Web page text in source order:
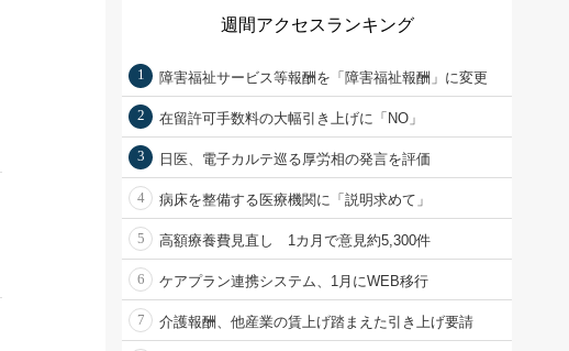
週間アクセスランキング
1 障害福祉サービス等報酬を「障害福祉報酬」に変更
2 在留許可手数料の大幅引き上げに「NO」
3 日医、電子カルテ巡る厚労相の発言を評価
4 病床を整備する医療機関に「説明求めて」
5 高額療養費見直し 1カ月で意見約5,300件
6 ケアプラン連携システム、1月にWEB移行
7 介護報酬、他産業の賃上げ踏まえた引き上げ要請